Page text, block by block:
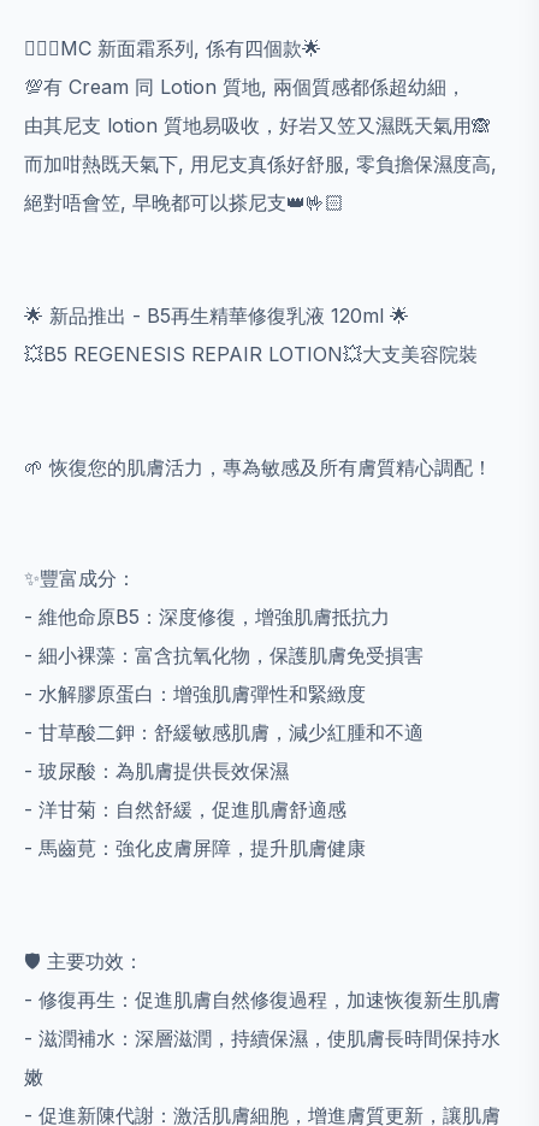
💁🏻‍♀️MC 新面霜系列, 係有四個款🌟
💯有 Cream 同 Lotion 質地, 兩個質感都係超幼細，
由其尼支 lotion 質地易吸收，好岩又笠又濕既天氣用🙈
而加咁熱既天氣下, 用尼支真係好舒服, 零負擔保濕度高,
絕對唔會笠, 早晚都可以搽尼支👑🤟🏻
🌟 新品推出 - B5再生精華修復乳液 120ml 🌟
💥B5 REGENESIS REPAIR LOTION💥大支美容院裝
🌱 恢復您的肌膚活力，專為敏感及所有膚質精心調配！
✨豐富成分：
- 維他命原B5：深度修復，增強肌膚抵抗力
- 細小裸藻：富含抗氧化物，保護肌膚免受損害
- 水解膠原蛋白：增強肌膚彈性和緊緻度
- 甘草酸二鉀：舒緩敏感肌膚，減少紅腫和不適
- 玻尿酸：為肌膚提供長效保濕
- 洋甘菊：自然舒緩，促進肌膚舒適感
- 馬齒莧：強化皮膚屏障，提升肌膚健康
🛡️ 主要功效：
- 修復再生：促進肌膚自然修復過程，加速恢復新生肌膚
- 滋潤補水：深層滋潤，持續保濕，使肌膚長時間保持水
嫩
- 促進新陳代謝：激活肌膚細胞，增進膚質更新，讓肌膚